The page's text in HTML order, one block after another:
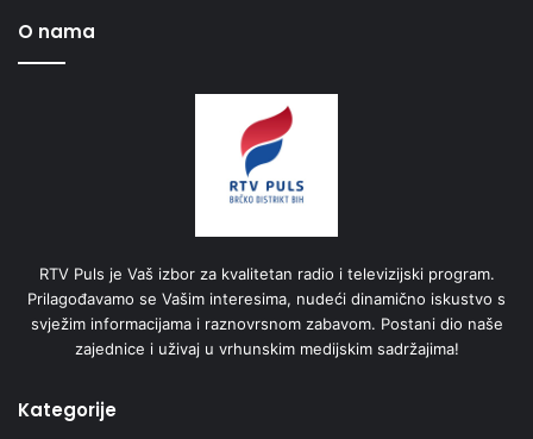
O nama
RTV Puls je Vaš izbor za kvalitetan radio i televizijski program.
Prilagođavamo se Vašim interesima, nudeći dinamično iskustvo s
svježim informacijama i raznovrsnom zabavom. Postani dio naše
zajednice i uživaj u vrhunskim medijskim sadržajima!
Kategorije